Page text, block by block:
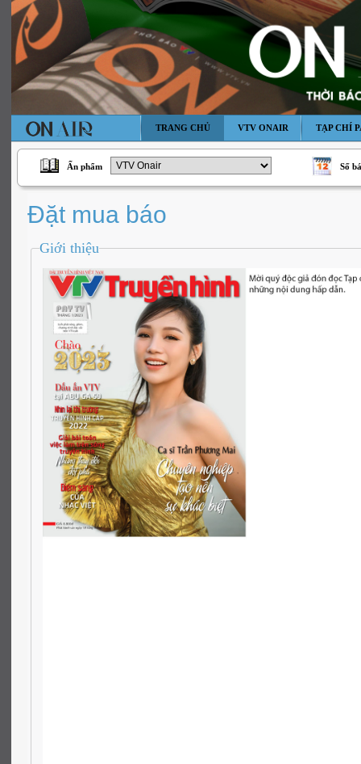
TRANG CHỦ VTV ONAIR TẠP CHÍ
Ấn phẩm Số